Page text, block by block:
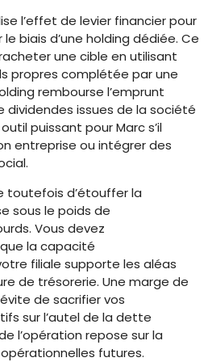
l’effet de levier financier pour
biais d’une holding dédiée. Ce
une cible en utilisant
propres complétée par une
rembourse l’emprunt
issues de la société
puissant pour Marc s’il
entreprise ou intégrer des
toutefois d’étouffer la
sous le poids de
Vous devez
la capacité
filiale supporte les aléas
de trésorerie. Une marge de
de sacrifier vos
sur l’autel de la dette
l’opération repose sur la
futures.